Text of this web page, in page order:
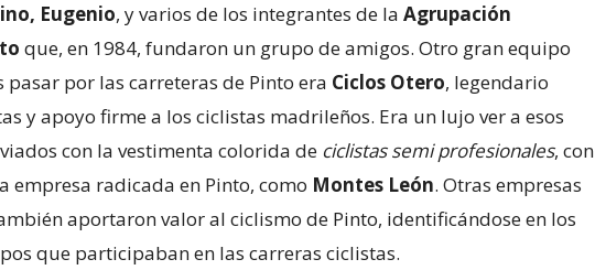
Eugenio, y varios de los integrantes de la Agrupación
que, en 1984, fundaron un grupo de amigos. Otro gran equipo
pasar por las carreteras de Pinto era Ciclos Otero, legendario
y apoyo firme a los ciclistas madrileños. Era un lujo ver a esos
con la vestimenta colorida de ciclistas semi profesionales, con
empresa radicada en Pinto, como Montes León. Otras empresas
aportaron valor al ciclismo de Pinto, identificándose en los
que participaban en las carreras ciclistas.